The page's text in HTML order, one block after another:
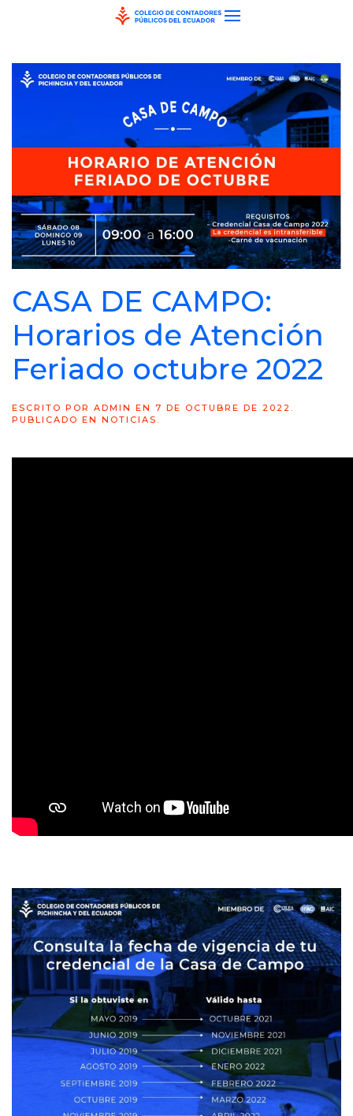
CASA DE CAMPO:
Horarios de Atención
Feriado octubre 2022
ESCRITO POR ADMIN EN 7 DE OCTUBRE DE 2022 .
PUBLICADO EN NOTICIAS .